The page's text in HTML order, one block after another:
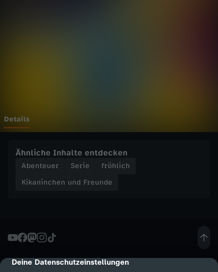
cmp-dialog-description
Deine Datenschutzeinstellungen
n
d
F
u
n
Details
Ähnliche Inhalte entdecken
Abenteuer Serie
fröhlich
Kikaninchen und Freunde